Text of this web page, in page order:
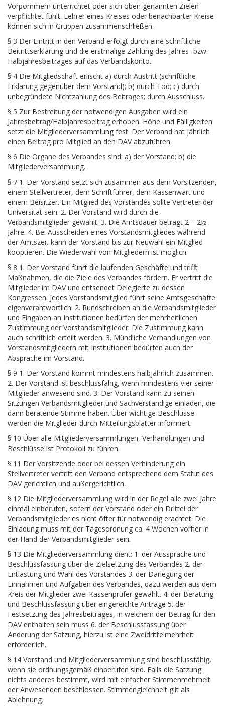
Vorpommern unterrichtet oder sich oben genannten Zielen
verpflichtet fühlt. Lehrer eines Kreises oder benachbarter Kreise
können sich in Gruppen zusammenschließen.
§ 3 Der Eintritt in den Verband erfolgt durch eine schriftliche
Beitrittserklärung und die erstmalige Zahlung des Jahres- bzw.
Halbjahresbeitrages auf das Verbandskonto.
§ 4 Die Mitgliedschaft erlischt a) durch Austritt (schriftliche
Erklärung gegenüber dem Vorstand); b) durch Tod; c) durch
unbegründete Nichtzahlung des Beitrages; durch Ausschluss.
§ 5 Zur Bestreitung der notwendigen Ausgaben wird ein
Jahresbeitrag/Halbjahresbeitrag erhoben. Höhe und Fälligkeiten
setzt die Mitgliederversammlung fest. Der Verband hat jährlich
einen Beitrag pro Mitglied an den DAV abzuführen.
§ 6 Die Organe des Verbandes sind: a) der Vorstand; b) die
Mitgliederversammlung.
§ 7 1. Der Vorstand setzt sich zusammen aus dem Vorsitzenden,
einem Stellvertreter, dem Schriftführer, dem Kassenwart und
einem Beisitzer. Ein Mitglied des Vorstandes sollte Vertreter der
Universität sein. 2. Der Vorstand wird durch die
Verbandsmitglieder gewählt. 3. Die Amtsdauer beträgt 2 – 2½
Jahre. 4. Bei Ausscheiden eines Vorstandsmitgliedes während
der Amtszeit kann der Vorstand bis zur Neuwahl ein Mitglied
kooptieren. Die Wiederwahl von Mitgliedern ist möglich.
§ 8 1. Der Vorstand führt die laufenden Geschäfte und trifft
Maßnahmen, die die Ziele des Verbandes fördern. Er vertritt die
Mitglieder im DAV und entsendet Delegierte zu dessen
Kongressen. Jedes Vorstandsmitglied führt seine Amtsgeschäfte
eigenverantwortlich. 2. Rundschreiben an die Verbandsmitglieder
und Eingaben an Institutionen bedürfen der mehrheitlichen
Zustimmung der Vorstandsmitglieder. Die Zustimmung kann
auch schriftlich erteilt werden. 3. Mündliche Verhandlungen von
Vorstandsmitgliedern mit Institutionen bedürfen auch der
Absprache im Vorstand.
§ 9 1. Der Vorstand kommt mindestens halbjährlich zusammen.
2. Der Vorstand ist beschlussfähig, wenn mindestens vier seiner
Mitglieder anwesend sind. 3. Der Vorstand kann zu seinen
Sitzungen Verbandsmitglieder und Sachverständige einladen, die
dann beratende Stimme haben. Über wichtige Beschlüsse
werden die Mitglieder durch Mitteilungsblätter informiert.
§ 10 Über alle Mitgliederversammlungen, Verhandlungen und
Beschlüsse ist Protokoll zu führen.
§ 11 Der Vorsitzende oder bei dessen Verhinderung ein
Stellvertreter vertritt den Verband entsprechend dem Statut des
DAV gerichtlich und außergerichtlich.
§ 12 Die Mitgliederversammlung wird in der Regel alle zwei Jahre
einmal einberufen, sofern der Vorstand oder ein Drittel der
Verbandsmitglieder es nicht öfter für notwendig erachtet. Die
Einladung muss mit der Tagesordnung ca. 4 Wochen vorher in
der Hand der Verbandsmitglieder sein.
§ 13 Die Mitgliederversammlung dient: 1. der Aussprache und
Beschlussfassung über die Zielsetzung des Verbandes 2. der
Entlastung und Wahl des Vorstandes 3. der Darlegung der
Einnahmen und Aufgaben des Verbandes, dazu werden aus dem
Kreis der Mitglieder zwei Kassenprüfer gewählt. 4. der Beratung
und Beschlussfassung über eingereichte Anträge 5. der
Festsetzung des Jahresbeitrages, in welchem der Betrag für den
DAV enthalten sein muss 6. der Beschlussfassung über
Änderung der Satzung, hierzu ist eine Zweidrittelmehrheit
erforderlich.
§ 14 Vorstand und Mitgliederversammlung sind beschlussfähig,
wenn sie ordnungsgemäß einberufen sind. Falls die Satzung
nichts anderes bestimmt, wird mit einfacher Stimmenmehrheit
der Anwesenden beschlossen. Stimmengleichheit gilt als
Ablehnung.